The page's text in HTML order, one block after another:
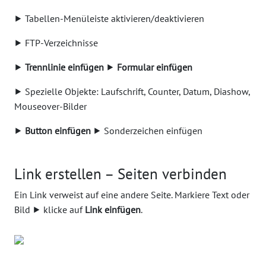
⯈ Tabellen-Menüleiste aktivieren/deaktivieren
⯈ FTP-Verzeichnisse
⯈ Trennlinie einfügen ⯈ Formular einfügen
⯈ Spezielle Objekte: Laufschrift, Counter, Datum, Diashow,
Mouseover-Bilder
⯈ Button einfügen ⯈ Sonderzeichen einfügen
Link erstellen – Seiten verbinden
Ein Link verweist auf eine andere Seite. Markiere Text oder
Bild ⯈ klicke auf Link einfügen.